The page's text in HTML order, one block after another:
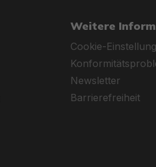
Weitere
Cookie-
Newsletter
Barrierefreiheit